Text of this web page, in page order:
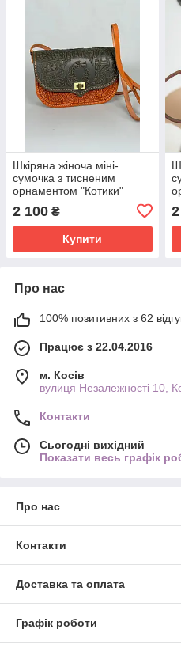
Шкіряна жіноча міні-
сумочка з тисненим
орнаментом "Котики"
оливково-рудого кольору,
20×14×6 см
2 100 ₴
Купити
Про нас
100% позитивних з 62
Працює з 22.04.2016
м. Косів
вулиця Незалежності 10,
Контакти
Сьогодні вихідний
Показати весь графік
Про нас
Контакти
Доставка та оплата
Графік роботи